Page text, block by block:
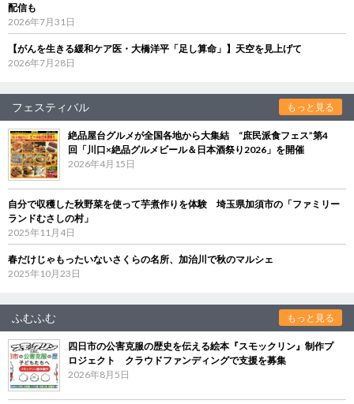
配信も
2026年7月31日
【がんを生きる緩和ケア医・大橋洋平「足し算命」】天空を見上げて
2026年7月28日
フェスティバル もっと見る
絶品屋台グルメが全国各地から大集結 “庶民派食フェス”第4
回「川口×絶品グルメビール＆日本酒祭り2026」を開催
2026年4月15日
自分で収穫した秋野菜を使って芋煮作りを体験 埼玉県加須市の「ファミリー
ランドむさしの村」
2025年11月4日
春だけじゃもったいないさくらの名所、加治川で秋のマルシェ
2025年10月23日
ふむふむ もっと見る
四日市の公害克服の歴史を伝える絵本『スモックリン』制作プ
ロジェクト クラウドファンディングで支援を募集
2026年8月5日